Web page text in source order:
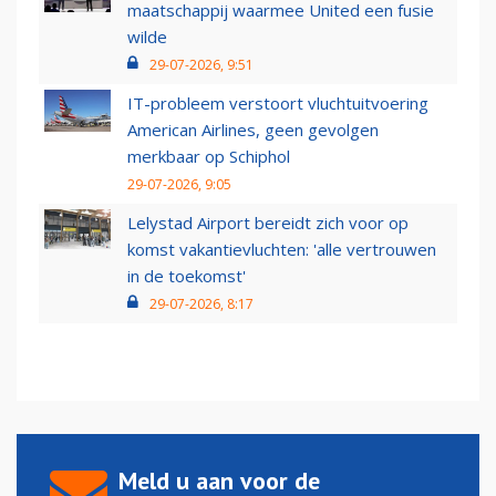
maatschappij waarmee United een fusie
wilde
29-07-2026, 9:51
IT-probleem verstoort vluchtuitvoering
American Airlines, geen gevolgen
merkbaar op Schiphol
29-07-2026, 9:05
Lelystad Airport bereidt zich voor op
komst vakantievluchten: 'alle vertrouwen
in de toekomst'
29-07-2026, 8:17
Meld u aan voor de